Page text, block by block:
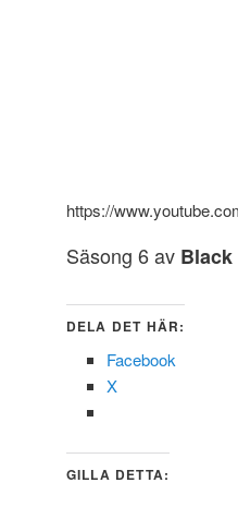
https://
Säsong 6 avBlack
DELA DET HÄR:
Facebook
X
GILLA DETTA: